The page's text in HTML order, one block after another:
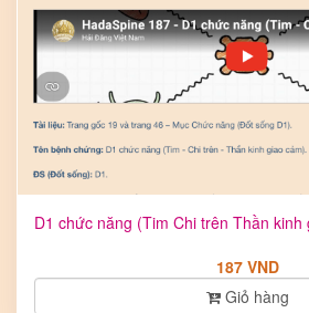
D1 chức năng (Tim Chi trên Thần kinh
187 VND
Giỏ hàng